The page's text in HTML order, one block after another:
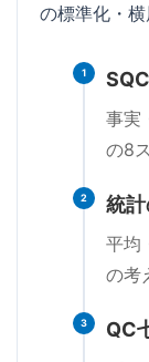
の標準化・横
1
事実
の8
2 統
平均
の考
3 QC